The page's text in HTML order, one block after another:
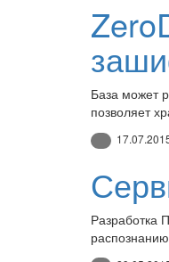
База может
позволяет
Разработка